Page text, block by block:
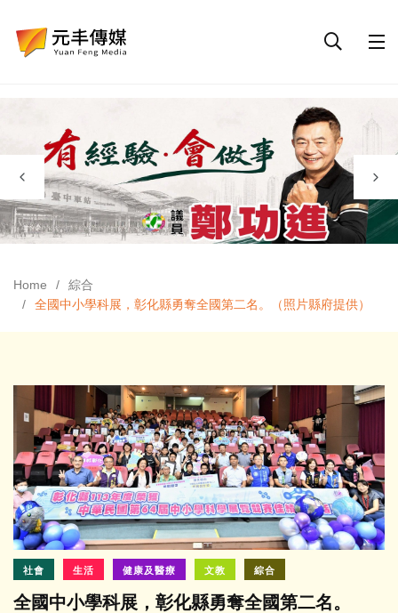
Home
綜合
全國中小學科展，彰化縣勇奪全國第二名。（照片縣府提供）
社會 生活 健康及醫療 文教 綜合
全國中小學科展，彰化縣勇奪全國第二名。